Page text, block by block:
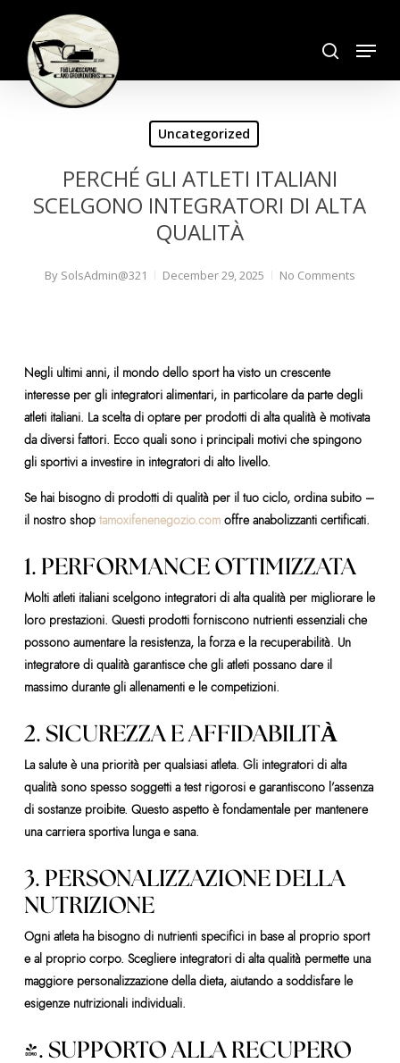
main
content
Menu
Uncategorized
PERCHÉ GLI ATLETI ITALIANI
SCELGONO INTEGRATORI DI ALTA
QUALITÀ
By SolsAdmin@321 December 29, 2025 No Comments
Negli ultimi anni, il mondo dello sport ha visto un crescente
interesse per gli integratori alimentari, in particolare da parte degli
atleti italiani. La scelta di optare per prodotti di alta qualità è motivata
da diversi fattori. Ecco quali sono i principali motivi che spingono
gli sportivi a investire in integratori di alto livello.
Se hai bisogno di prodotti di qualità per il tuo ciclo, ordina subito –
il nostro shop tamoxifenenegozio.comoffre anabolizzanti certificati.
1. PERFORMANCE OTTIMIZZATA
Molti atleti italiani scelgono integratori di alta qualità per migliorare le
loro prestazioni. Questi prodotti forniscono nutrienti essenziali che
possono aumentare la resistenza, la forza e la recuperabilità. Un
integratore di qualità garantisce che gli atleti possano dare il
massimo durante gli allenamenti e le competizioni.
2. SICUREZZA E AFFIDABILITÀ
La salute è una priorità per qualsiasi atleta. Gli integratori di alta
qualità sono spesso soggetti a test rigorosi e garantiscono l’assenza
di sostanze proibite. Questo aspetto è fondamentale per mantenere
una carriera sportiva lunga e sana.
3. PERSONALIZZAZIONE DELLA
NUTRIZIONE
Ogni atleta ha bisogno di nutrienti specifici in base al proprio sport
e al proprio corpo. Scegliere integratori di alta qualità permette una
maggiore personalizzazione della dieta, aiutando a soddisfare le
esigenze nutrizionali individuali.
4. SUPPORTO ALLA RECUPERO
Close
Menu